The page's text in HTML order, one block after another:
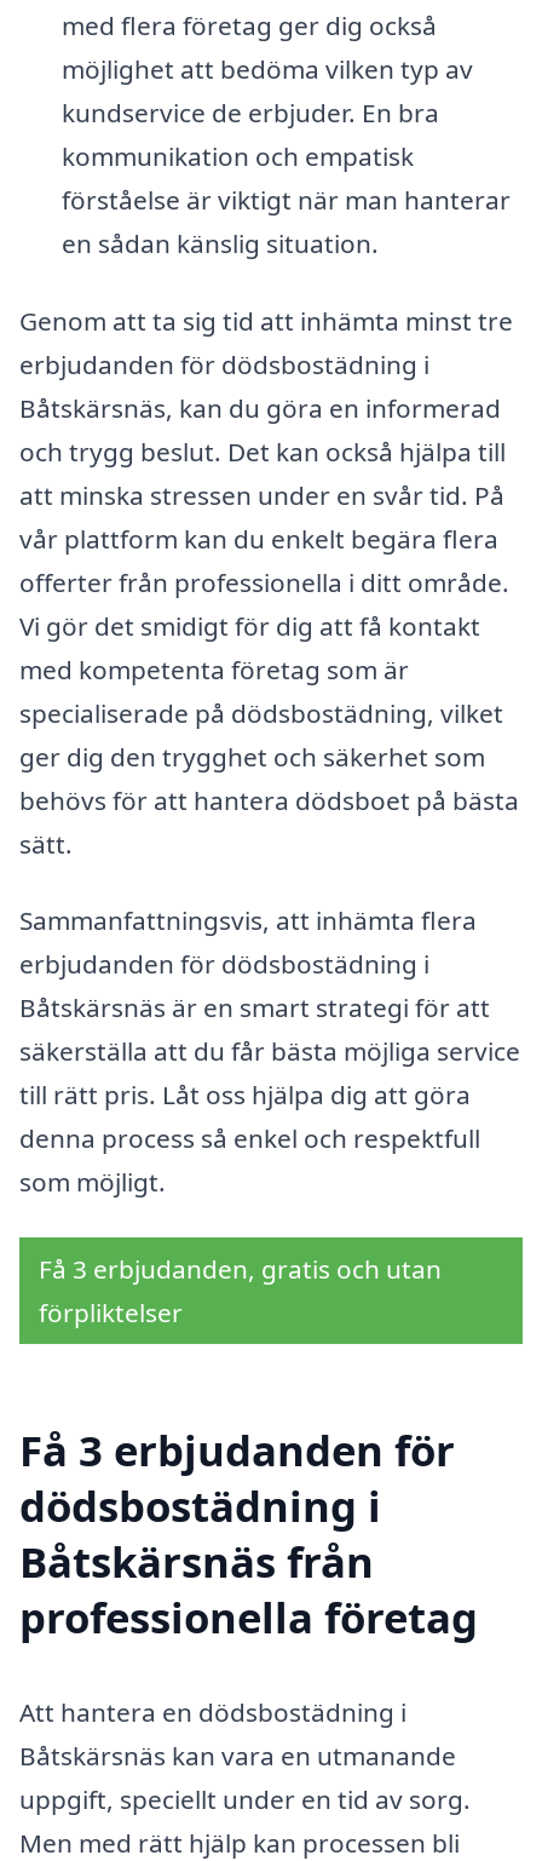
med flera företag ger dig också
möjlighet att bedöma vilken typ av
kundservice de erbjuder. En bra
kommunikation och empatisk
förståelse är viktigt när man hanterar
en sådan känslig situation.
Genom att ta sig tid att inhämta minst tre
erbjudanden för dödsbostädning i
Båtskärsnäs, kan du göra en informerad
och trygg beslut. Det kan också hjälpa till
att minska stressen under en svår tid. På
vår plattform kan du enkelt begära flera
offerter från professionella i ditt område.
Vi gör det smidigt för dig att få kontakt
med kompetenta företag som är
specialiserade på dödsbostädning, vilket
ger dig den trygghet och säkerhet som
behövs för att hantera dödsboet på bästa
sätt.
Sammanfattningsvis, att inhämta flera
erbjudanden för dödsbostädning i
Båtskärsnäs är en smart strategi för att
säkerställa att du får bästa möjliga service
till rätt pris. Låt oss hjälpa dig att göra
denna process så enkel och respektfull
som möjligt.
Få 3 erbjudanden, gratis och utan
förpliktelser
Få 3 erbjudanden för
dödsbostädning i
Båtskärsnäs från
professionella företag
Att hantera en dödsbostädning i
Båtskärsnäs kan vara en utmanande
uppgift, speciellt under en tid av sorg.
Men med rätt hjälp kan processen bli